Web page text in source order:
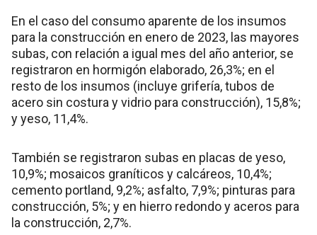
En el caso del consumo aparente de los insumos
para la construcción en enero de 2023, las mayores
subas, con relación a igual mes del año anterior, se
registraron en hormigón elaborado, 26,3%; en el
resto de los insumos (incluye grifería, tubos de
acero sin costura y vidrio para construcción), 15,8%;
y yeso, 11,4%.
También se registraron subas en placas de yeso,
10,9%; mosaicos graníticos y calcáreos, 10,4%;
cemento portland, 9,2%; asfalto, 7,9%; pinturas para
construcción, 5%; y en hierro redondo y aceros para
la construcción, 2,7%.